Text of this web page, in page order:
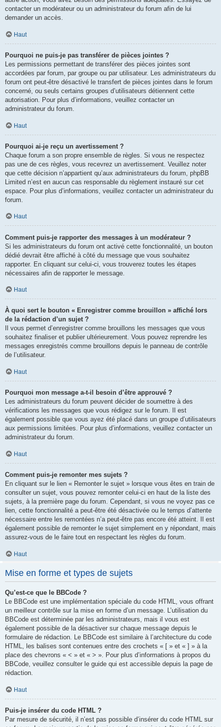
contacter un modérateur ou un administrateur du forum afin de lui
demander un accès.
Haut
Pourquoi ne puis-je pas transférer de pièces jointes ?
Les permissions permettant de transférer des pièces jointes sont
accordées par forum, par groupe ou par utilisateur. Les administrateurs du
forum ont peut-être désactivé le transfert de pièces jointes dans le forum
concerné, ou seuls certains groupes d’utilisateurs détiennent cette
autorisation. Pour plus d’informations, veuillez contacter un
administrateur du forum.
Haut
Pourquoi ai-je reçu un avertissement ?
Chaque forum a son propre ensemble de règles. Si vous ne respectez
pas une de ces règles, vous recevrez un avertissement. Veuillez noter
que cette décision n’appartient qu’aux administrateurs du forum, phpBB
Limited n’est en aucun cas responsable du règlement instauré sur cet
espace. Pour plus d’informations, veuillez contacter un administrateur du
forum.
Haut
Comment puis-je rapporter des messages à un modérateur ?
Si les administrateurs du forum ont activé cette fonctionnalité, un bouton
dédié devrait être affiché à côté du message que vous souhaitez
rapporter. En cliquant sur celui-ci, vous trouverez toutes les étapes
nécessaires afin de rapporter le message.
Haut
À quoi sert le bouton « Enregistrer comme brouillon » affiché lors
de la rédaction d’un sujet ?
Il vous permet d’enregistrer comme brouillons les messages que vous
souhaitez finaliser et publier ultérieurement. Vous pouvez reprendre les
messages enregistrés comme brouillons depuis le panneau de contrôle
de l’utilisateur.
Haut
Pourquoi mon message a-t-il besoin d’être approuvé ?
Les administrateurs du forum peuvent décider de soumettre à des
vérifications les messages que vous rédigez sur le forum. Il est
également possible que vous ayez été placé dans un groupe d’utilisateurs
aux permissions limitées. Pour plus d’informations, veuillez contacter un
administrateur du forum.
Haut
Comment puis-je remonter mes sujets ?
En cliquant sur le lien « Remonter le sujet » lorsque vous êtes en train de
consulter un sujet, vous pouvez remonter celui-ci en haut de la liste des
sujets, à la première page du forum. Cependant, si vous ne voyez pas ce
lien, cette fonctionnalité a peut-être été désactivée ou le temps d’attente
nécessaire entre les remontées n’a peut-être pas encore été atteint. Il est
également possible de remonter le sujet simplement en y répondant, mais
assurez-vous de le faire tout en respectant les règles du forum.
Haut
Mise en forme et types de sujets
Qu’est-ce que le BBCode ?
Le BBCode est une implémentation spéciale du code HTML, vous offrant
un meilleur contrôle sur la mise en forme d’un message. L’utilisation du
BBCode est déterminée par les administrateurs, mais il vous est
également possible de la désactiver sur chaque message depuis le
formulaire de rédaction. Le BBCode est similaire à l’architecture du code
HTML, les balises sont contenues entre des crochets « [ » et « ] » à la
place des chevrons « < » et « > ». Pour plus d’informations à propos du
BBCode, veuillez consulter le guide qui est accessible depuis la page de
rédaction.
Haut
Puis-je insérer du code HTML ?
Par mesure de sécurité, il n’est pas possible d’insérer du code HTML sur